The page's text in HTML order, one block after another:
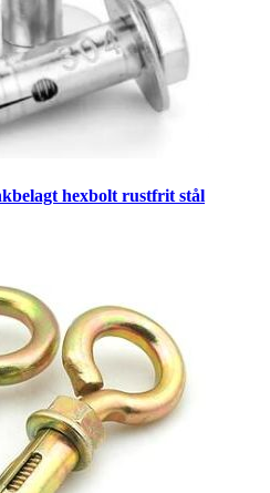
hexbolt rustfrit stål